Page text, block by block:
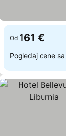
Od 161 €
Pogledaj cene sa